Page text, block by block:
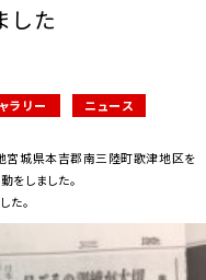
た
ラリー ニュース
宮城県本吉郡南三陸町歌津地区を
をしました。
た。